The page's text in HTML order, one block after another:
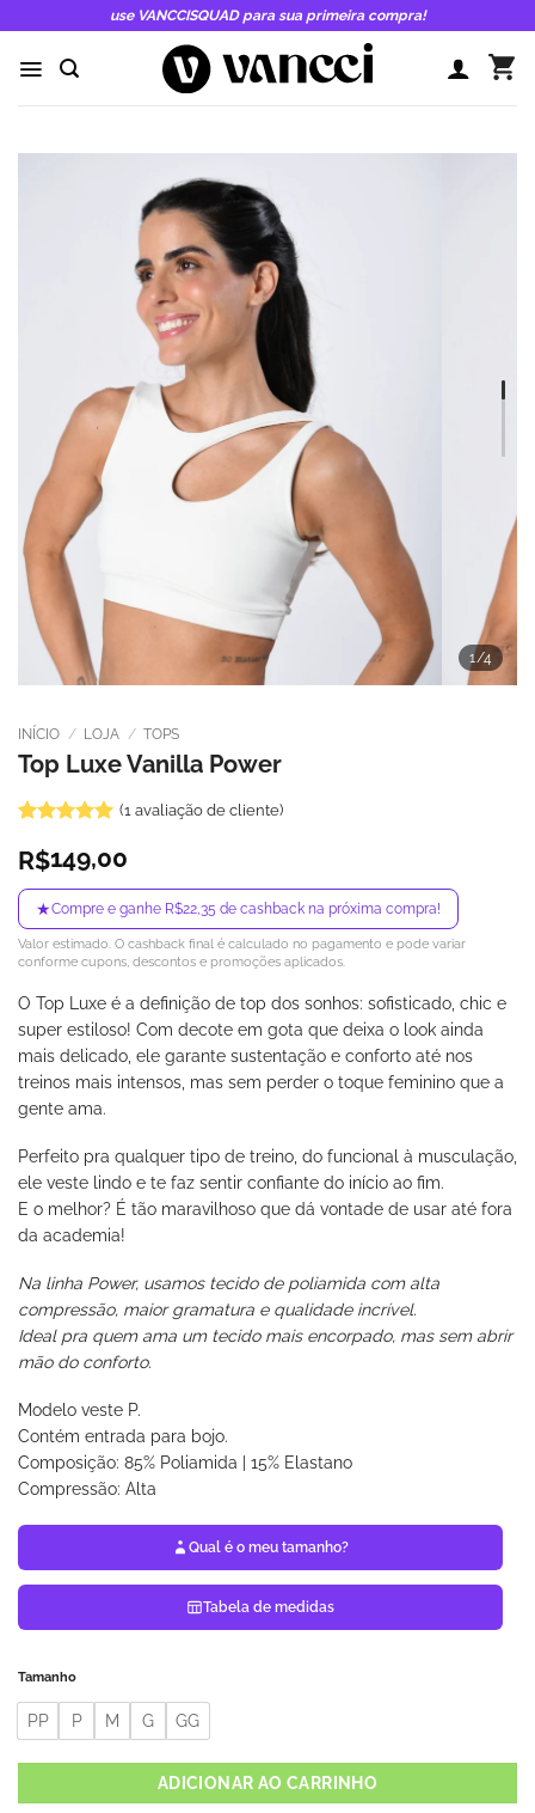
content
use VANCCISQUAD para sua primeira compra!
1/4
INÍCIO / LOJA / TOPS
Top Luxe Vanilla Power
como5de
5, com
baseado em
avaliação
de cliente
(1avaliação de cliente)
R$149,00
★Compre e ganhe R$22,35 de cashback na próxima compra!
Valor estimado. O cashback final é calculado no pagamento e pode variar
conforme cupons, descontos e promoções aplicados.
O Top Luxe é a definição de top dos sonhos: sofisticado, chic e
super estiloso! Com decote em gota que deixa o look ainda
mais delicado, ele garante sustentação e conforto até nos
treinos mais intensos, mas sem perder o toque feminino que a
gente ama.
Perfeito pra qualquer tipo de treino, do funcional à musculação,
ele veste lindo e te faz sentir confiante do início ao fim.
E o melhor? É tão maravilhoso que dá vontade de usar até fora
da academia!
Na linha Power, usamos tecido de poliamida com alta
compressão, maior gramatura e qualidade incrível.
Ideal pra quem ama um tecido mais encorpado, mas sem abrir
mão do conforto.
Modelo veste P.
Contém entrada para bojo.
Composição: 85% Poliamida | 15% Elastano
Compressão: Alta
Qual é o meu tamanho?
Tabela de medidas
Tamanho
PP P M G GG
ADICIONAR AO CARRINHO